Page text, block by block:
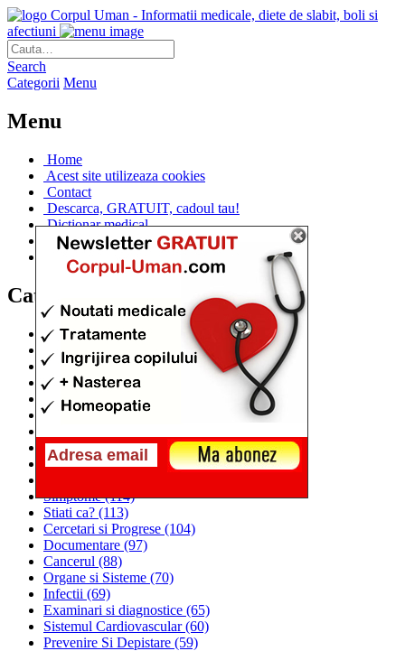
Corpul Uman - Informatii medicale, diete de slabit, boli si
afectiuni
Search
Categorii Menu
Menu
Home
Acest site utilizeaza cookies
Contact
Descarca, GRATUIT, cadoul tau!
Dictionar medical
Dr. Cristina IANUC
Linkuri utile
Categorii
Diete si cure de slabire
(706)
Afectiuni si Boli
(401)
Corpul de la A la Z(315)
Medicina Naturista
Anatomie
(295)
Alimentatia(259)
Sanatatea si Preventia(170)
Interventii si Tratamente(167)
Simptome(114)
Stiati ca? (113)
Cercetari si Progrese (104)
Documentare (97)
Cancerul (88)
Organe si Sisteme (70)
Infectii (69)
Examinari si diagnostice (65)
Sistemul Cardiovascular(60)
Prevenire Si Depistare (59)